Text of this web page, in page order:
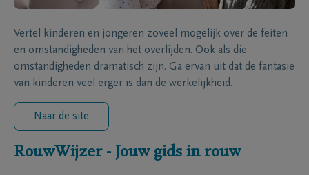
Vertel kinderen en jongeren zoveel mogelijk over de feiten
en omstandigheden van het overlijden. Ook als die
omstandigheden dramatisch zijn. Ga ervan uit dat de fantasie
van kinderen veel erger is dan de werkelijkheid.
Naar de site
RouwWijzer - Jouw gids in rouw